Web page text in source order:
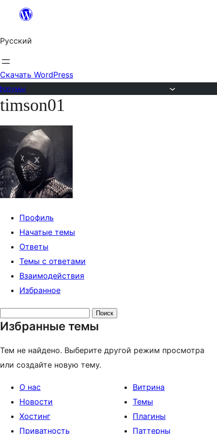
Перейти
содержимому
Русский
Скачать WordPress
Перейти
содержимому
timson01
Профиль
Начатые темы
Ответы
Темы с ответами
Взаимодействия
Избранное
тем:
Избранные темы
Тем не найдено. Выберите другой режим просмотра
или создайте новую тему.
О нас
Новости
Хостинг
Приватность
Витрина
Темы
Плагины
Паттерны